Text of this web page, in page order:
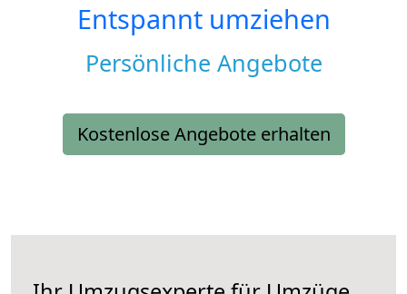
Entspannt umziehen
Persönliche Angebote
Kostenlose Angebote erhalten